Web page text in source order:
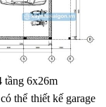
tầng 6x26m
thể thiết kế garage